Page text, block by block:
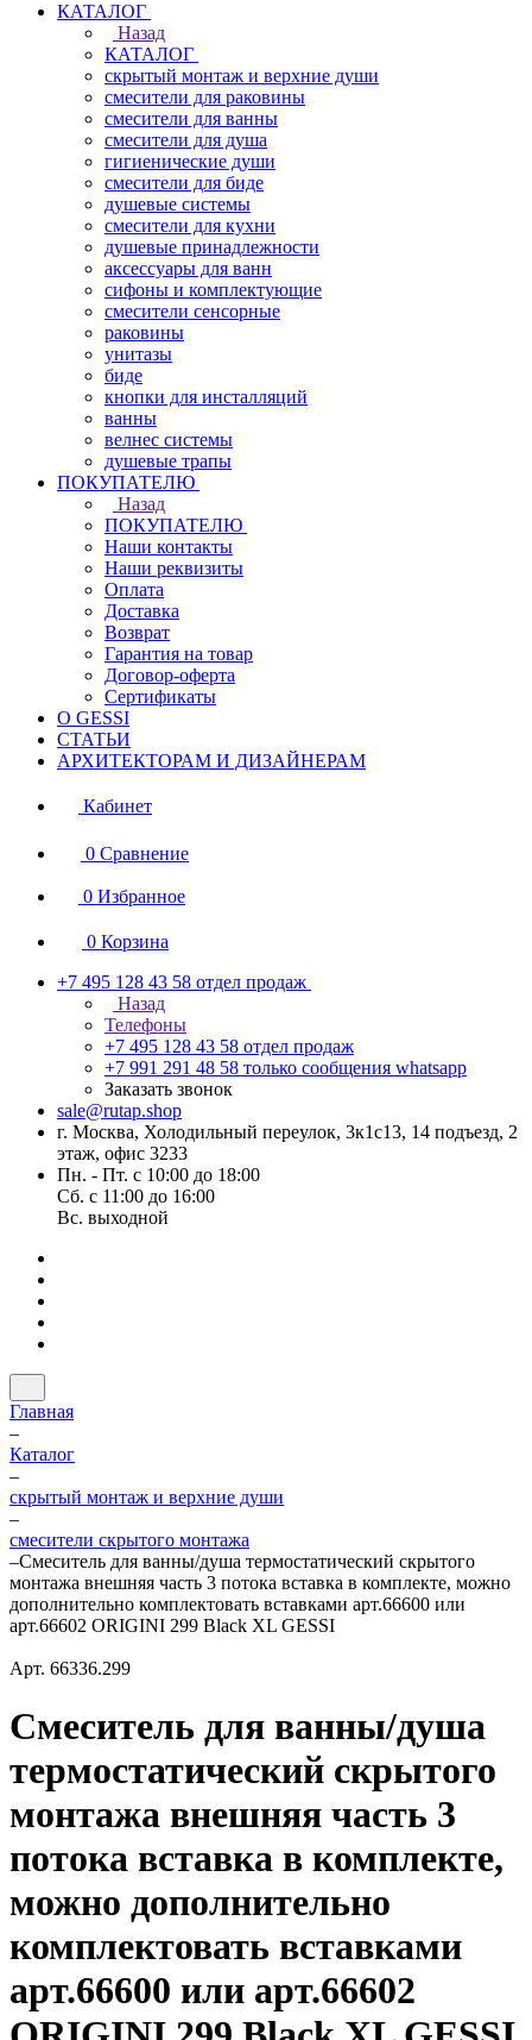
КАТАЛОГ
Назад
КАТАЛОГ
скрытый монтаж и верхние души
смесители для раковины
смесители для ванны
смесители для душа
гигиенические души
смесители для биде
душевые системы
смесители для кухни
душевые принадлежности
аксессуары для ванн
сифоны и комплектующие
смесители сенсорные
раковины
унитазы
биде
кнопки для инсталляций
ванны
велнес системы
душевые трапы
ПОКУПАТЕЛЮ
Назад
ПОКУПАТЕЛЮ
Наши контакты
Наши реквизиты
Оплата
Доставка
Возврат
Гарантия на товар
Договор-оферта
Сертификаты
О GESSI
СТАТЬИ
АРХИТЕКТОРАМ И ДИЗАЙНЕРАМ
Кабинет
0 Сравнение
0 Избранное
0 Корзина
+7 495 128 43 58 отдел продаж
Назад
Телефоны
+7 495 128 43 58 отдел продаж
+7 991 291 48 58 только сообщения whatsapp
Заказать звонок
sale@rutap.shop
г. Москва, Холодильный переулок, 3к1с13, 14 подъезд, 2
этаж, офис 3233
Пн. - Пт. с 10:00 до 18:00
Сб. с 11:00 до 16:00
Вс. выходной
Главная
–
Каталог
–
скрытый монтаж и верхние души
–
смесители скрытого монтажа
–Смеситель для ванны/душа термостатический скрытого
монтажа внешняя часть 3 потока вставка в комплекте, можно
дополнительно комплектовать вставками арт.66600 или
арт.66602 ORIGINI 299 Black XL GESSI
Арт. 66336.299
Смеситель для ванны/душа
термостатический скрытого
монтажа внешняя часть 3
потока вставка в комплекте,
можно дополнительно
комплектовать вставками
арт.66600 или арт.66602